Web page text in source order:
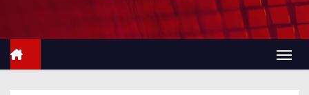
е